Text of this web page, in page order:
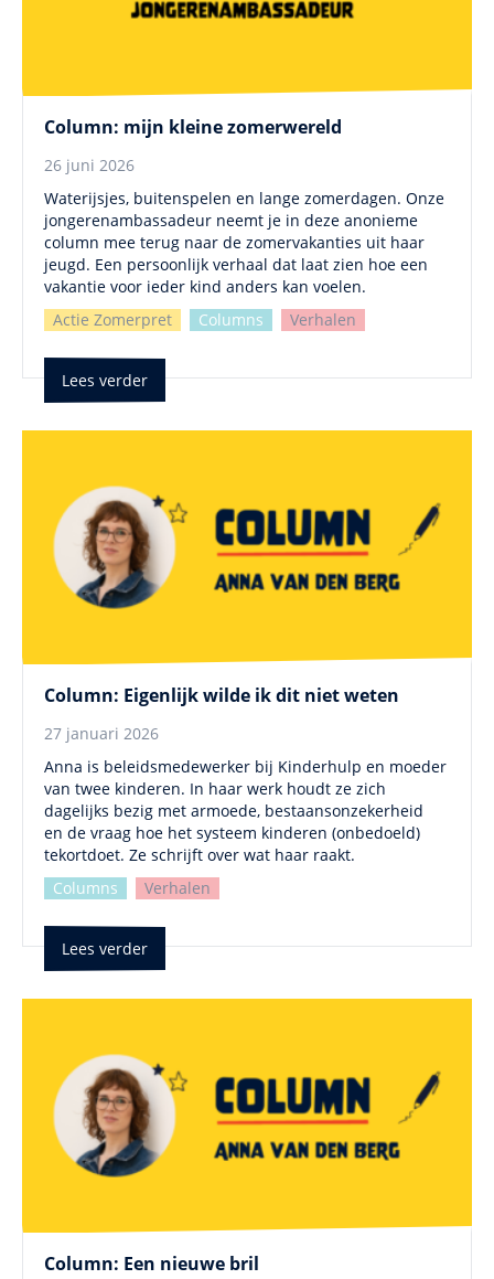
Column: mijn kleine zomerwereld
26 juni 2026
Waterijsjes, buitenspelen en lange zomerdagen. Onze
jongerenambassadeur neemt je in deze anonieme
column mee terug naar de zomervakanties uit haar
jeugd. Een persoonlijk verhaal dat laat zien hoe een
vakantie voor ieder kind anders kan voelen.
Actie Zomerpret
Columns Verhalen
Lees verder
Column: Eigenlijk wilde ik dit niet weten
27 januari 2026
Anna is beleidsmedewerker bij Kinderhulp en moeder
van twee kinderen. In haar werk houdt ze zich
dagelijks bezig met armoede, bestaansonzekerheid
en de vraag hoe het systeem kinderen (onbedoeld)
tekortdoet. Ze schrijft over wat haar raakt.
Columns
Verhalen
Lees verder
Column: Een nieuwe bril